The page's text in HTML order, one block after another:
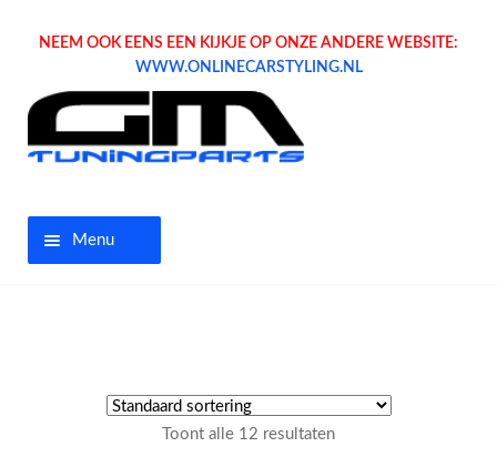
NEEM OOK EENS EEN KIJKJE OP ONZE ANDERE WEBSITE:
WWW.ONLINECARSTYLING.NL
Menu
Toont alle 12 resultaten